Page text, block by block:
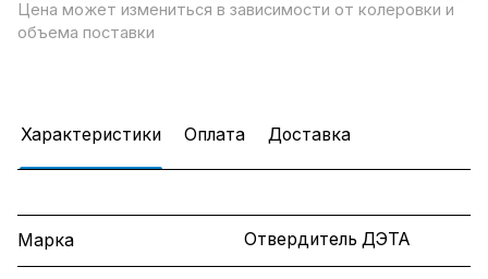
Цена может измениться в зависимости от колеровки и
объема поставки
Характеристики Оплата Доставка
Марка Отвердитель ДЭТА